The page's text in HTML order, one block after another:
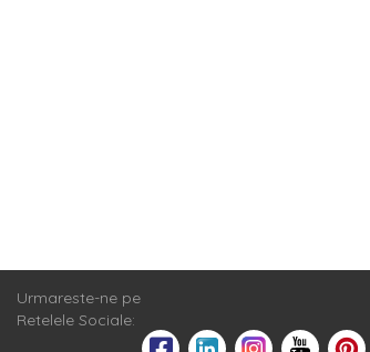
Urmareste-ne pe
Retelele Sociale: